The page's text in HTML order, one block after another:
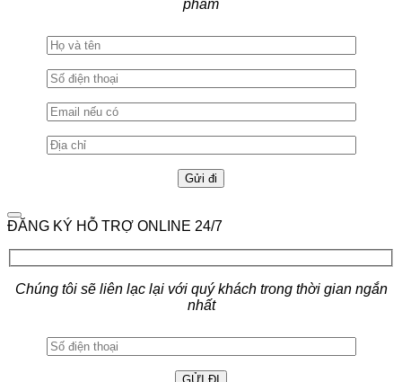
phẩm
ĐĂNG KÝ HỖ TRỢ ONLINE 24/7
Chúng tôi sẽ liên lạc lại với quý khách trong thời gian ngắn
nhất